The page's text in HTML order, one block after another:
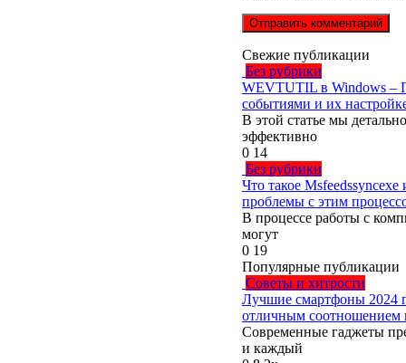
Свежие публикации
Без рубрики
WEVTUTIL в Windows –
событиями и их
В этой статье мы
эффективно
0 14
Без рубрики
Что такое
проблемы с этим
В процессе работы с
могут
0 19
Популярные публикации
Советы и хитрости
Лучшие смартфоны 2024
отличным соотношением
Современные гаджеты
и каждый